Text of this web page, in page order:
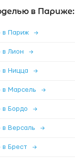
в Париже:
в Париж →
Лион →
в Ницца →
Марсель →
Бордо →
Версаль →
Брест →